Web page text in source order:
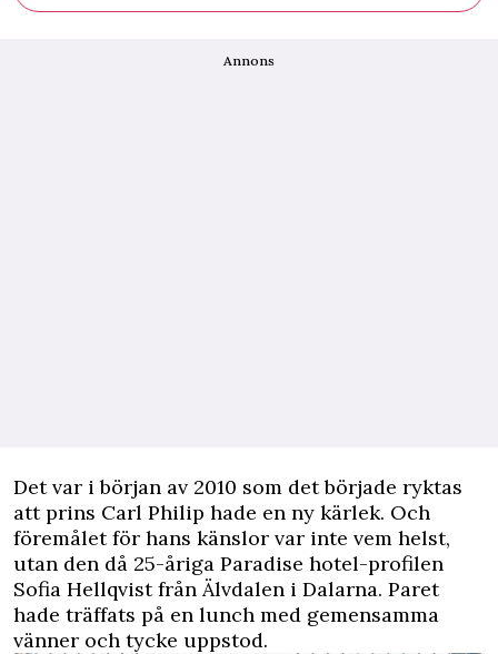
Annons
Det var i början av 2010 som det började ryktas
att prins Carl Philip hade en ny kärlek. Och
föremålet för hans känslor var inte vem helst,
utan den då 25-åriga Paradise hotel-profilen
Sofia Hellqvist från Älvdalen i Dalarna. Paret
hade träffats på en lunch med gemensamma
vänner och tycke uppstod.